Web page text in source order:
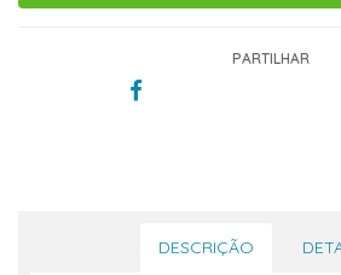
PARTILHAR
DESCRIÇÃO